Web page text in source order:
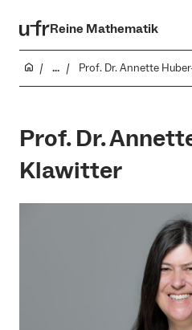
Reine Mathematik
... Prof. Dr. Annette
Prof. Dr.
Klawitter